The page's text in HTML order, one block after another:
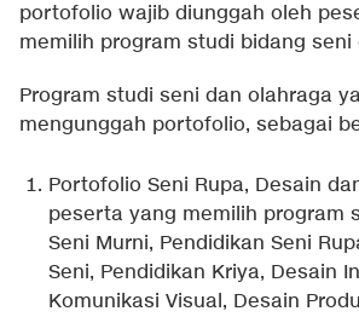
portofolio wajib diunggah oleh
memilih program studi bidang seni
Program studi seni dan olahraga
mengunggah portofolio, sebagai
Portofolio Seni Rupa, Desain
peserta yang memilih program
Seni Murni, Pendidikan Seni
Seni, Pendidikan Kriya, Desain
Komunikasi Visual, Desain